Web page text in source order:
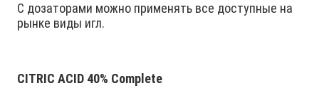
С дозаторами можно применять все доступные на
рынке виды игл.
CITRIC ACID 40% Complete